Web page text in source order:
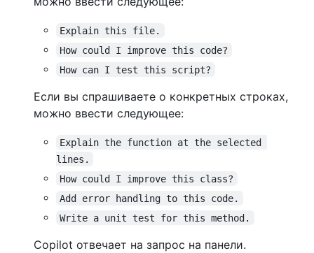
Explain this file.
How could I improve this code?
How can I test this script?
Если вы спрашиваете о конкретных строках,
можно ввести следующее:
Explain the function at the selected
lines.
How could I improve this class?
Add error handling to this code.
Write a unit test for this method.
Copilot отвечает на запрос на панели.